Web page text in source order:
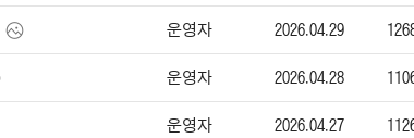
운영자 2026.04.29
운영자 2026.04.28
운영자 2026.04.27